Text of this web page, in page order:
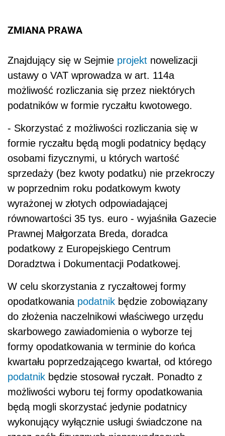
ZMIANA PRAWA
Znajdujący się w Sejmie projekt nowelizacji
ustawy o VAT wprowadza w art. 114a
możliwość rozliczania się przez niektórych
podatników w formie ryczałtu kwotowego.
- Skorzystać z możliwości rozliczania się w
formie ryczałtu będą mogli podatnicy będący
osobami fizycznymi, u których wartość
sprzedaży (bez kwoty podatku) nie przekroczy
w poprzednim roku podatkowym kwoty
wyrażonej w złotych odpowiadającej
równowartości 35 tys. euro - wyjaśniła Gazecie
Prawnej Małgorzata Breda, doradca
podatkowy z Europejskiego Centrum
Doradztwa i Dokumentacji Podatkowej.
W celu skorzystania z ryczałtowej formy
opodatkowania podatnik będzie zobowiązany
do złożenia naczelnikowi właściwego urzędu
skarbowego zawiadomienia o wyborze tej
formy opodatkowania w terminie do końca
kwartału poprzedzającego kwartał, od którego
podatnik będzie stosował ryczałt. Ponadto z
możliwości wyboru tej formy opodatkowania
będą mogli skorzystać jedynie podatnicy
wykonujący wyłącznie usługi świadczone na